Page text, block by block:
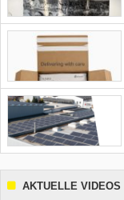
AKTUELLE VIDEOS